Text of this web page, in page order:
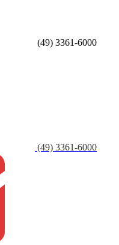
(49) 3361-6000
(49) 3361-6000